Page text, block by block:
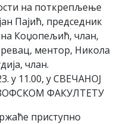
на поткрепљење
Пајић, председник
Коџопељић, члан,
ментор, Никола
члан.
у 11.00, у СВЕЧАНОЈ
ФАКУЛТЕТУ
приступно